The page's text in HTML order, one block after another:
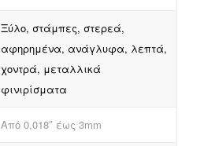
Ξύλο, στάμπες, στερεά,
αφηρημένα, ανάγλυφα, λεπτά,
χοντρά, μεταλλικά
φινιρίσματα
Από 0,018″ έως 3mm